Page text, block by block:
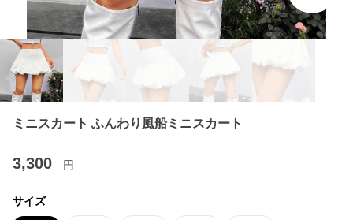
ミニスカート ふんわり風船ミニスカート
3,300 円
サイズ